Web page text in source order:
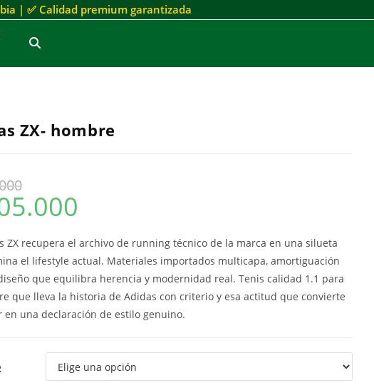
| ✅ Calidad premium garantizada
ZX- hombre
ZX recupera el archivo de running técnico de la marca en una silueta
el lifestyle actual. Materiales importados multicapa, amortiguación
que equilibra herencia y modernidad real. Tenis calidad 1.1 para
que lleva la historia de Adidas con criterio y esa actitud que convierte
en una declaración de estilo genuino.